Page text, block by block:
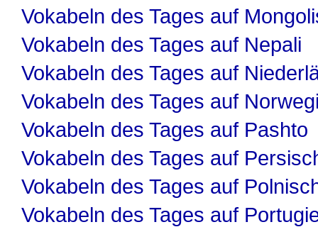
Vokabeln des Tages auf
Vokabeln des Tages auf Nepali
Vokabeln des Tages auf
Vokabeln des Tages auf
Vokabeln des Tages auf Pashto
Vokabeln des Tages auf
Vokabeln des Tages auf
Vokabeln des Tages auf